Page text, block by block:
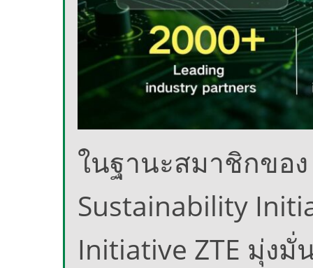
ในฐานะสมาชิกของ
Sustainability
Initiative ZTE มุ่ง